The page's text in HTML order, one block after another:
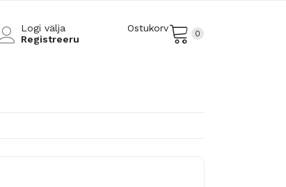
Ostukorv 0
Logi välja
Registreeru